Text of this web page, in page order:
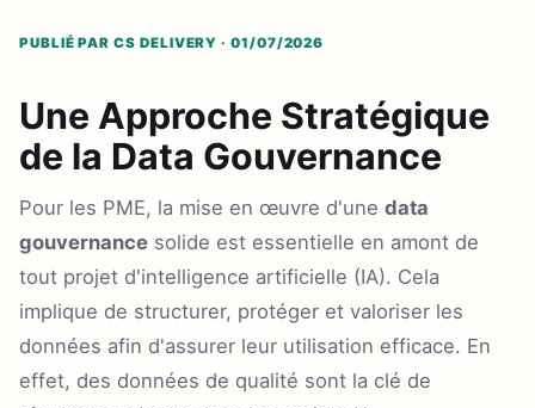
PUBLIÉ PAR CS DELIVERY · 01/07/2026
Une Approche Stratégique
de la Data Gouvernance
Pour les PME, la mise en œuvre d'une data
gouvernance solide est essentielle en amont de
tout projet d'intelligence artificielle (IA). Cela
implique de structurer, protéger et valoriser les
données afin d'assurer leur utilisation efficace. En
effet, des données de qualité sont la clé de